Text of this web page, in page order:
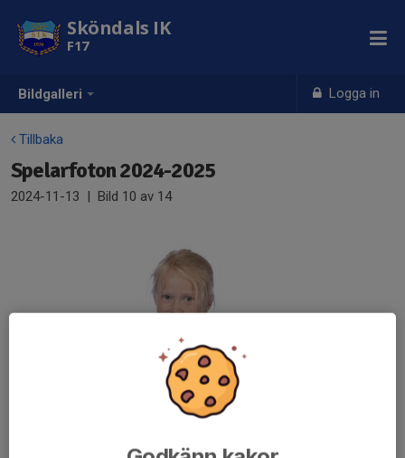
Bildgalleri Logga in
Sköndals IK
F17
Tillbaka
Spelarfoton 2024-2025
2024-11-13 | Bild 10 av 14